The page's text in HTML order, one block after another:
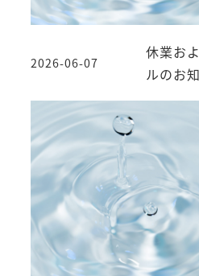
休業お
ルのお
投稿日
2026-06-07